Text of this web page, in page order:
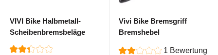
VIVI Bike Halbmetall-
Scheibenbremsbeläge
Vivi Bike Bremsgriff
Bremshebel
1 Bewertung